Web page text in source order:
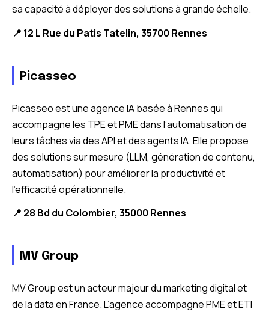
sa capacité à déployer des solutions à grande échelle.
📍 12 L Rue du Patis Tatelin, 35700 Rennes
Picasseo
Picasseo est une agence IA basée à Rennes qui
accompagne les TPE et PME dans l’automatisation de
leurs tâches via des API et des agents IA. Elle propose
des solutions sur mesure (LLM, génération de contenu,
automatisation) pour améliorer la productivité et
l’efficacité opérationnelle.
📍 28 Bd du Colombier, 35000 Rennes
MV Group
MV Group est un acteur majeur du marketing digital et
de la data en France. L’agence accompagne PME et ETI